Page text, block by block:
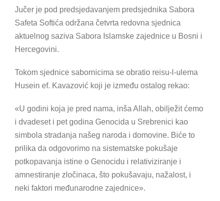
Jučer je pod predsjedavanjem predsjednika Sabora
Safeta Softića održana četvrta redovna sjednica
aktuelnog saziva Sabora Islamske zajednice u Bosni i
Hercegovini.
Tokom sjednice sabornicima se obratio reisu-l-ulema
Husein ef. Kavazović koji je između ostalog rekao:
«U godini koja je pred nama, inša Allah, obilježit ćemo
i dvadeset i pet godina Genocida u Srebrenici kao
simbola stradanja našeg naroda i domovine. Biće to
prilika da odgovorimo na sistematske pokušaje
potkopavanja istine o Genocidu i relativiziranje i
amnestiranje zločinaca, što pokušavaju, nažalost, i
neki faktori međunarodne zajednice».